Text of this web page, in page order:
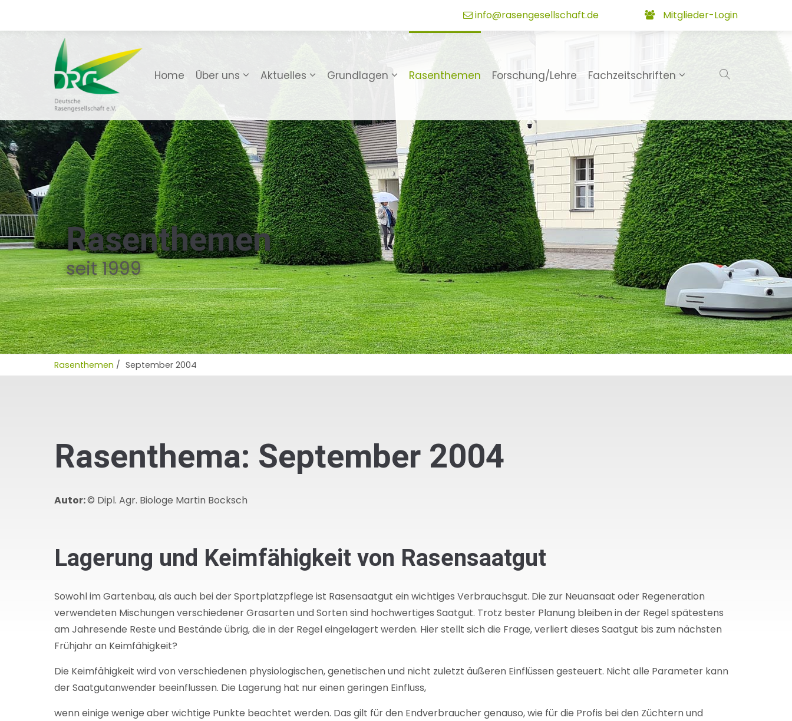
info@rasengesellschaft.de Mitglieder-Login
Home Über uns Aktuelles Grundlagen Rasenthemen Forschung/Lehre Fachzeitschriften
Rasenthemen
seit 1999
Rasenthemen / September 2004
Rasenthema: September 2004
Autor:© Dipl. Agr. Biologe Martin Bocksch
Lagerung und Keimfähigkeit von Rasensaatgut
Sowohl im Gartenbau, als auch bei der Sportplatzpflege ist Rasensaatgut ein wichtiges Verbrauchsgut. Die zur Neuansaat oder Regeneration
verwendeten Mischungen verschiedener Grasarten und Sorten sind hochwertiges Saatgut. Trotz bester Planung bleiben in der Regel spätestens
am Jahresende Reste und Bestände übrig, die in der Regel eingelagert werden. Hier stellt sich die Frage, verliert dieses Saatgut bis zum nächsten
Frühjahr an Keimfähigkeit?
Die Keimfähigkeit wird von verschiedenen physiologischen, genetischen und nicht zuletzt äußeren Einflüssen gesteuert. Nicht alle Parameter kann
der Saatgutanwender beeinflussen. Die Lagerung hat nur einen geringen Einfluss,
wenn einige wenige aber wichtige Punkte beachtet werden. Das gilt für den Endverbraucher genauso, wie für die Profis bei den Züchtern und